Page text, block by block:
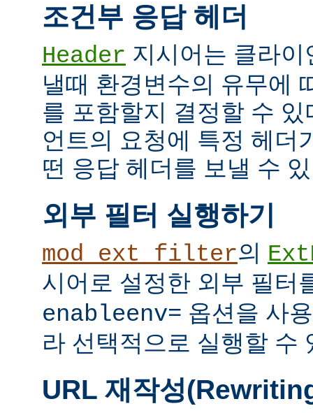
조건부 응답 헤더
Header 지시어는 클라
낼때 환경변수의 유무에
를 포함할지 결정할 수
언트의 요청에 특정 헤더
떤 응답 헤더를 보낼 수
외부 필터 실행하기
mod_ext_filter의
시어로 설정한 외부 필터
enableenv= 옵션을 사
라 선택적으로 실행할 수
URL 재작성